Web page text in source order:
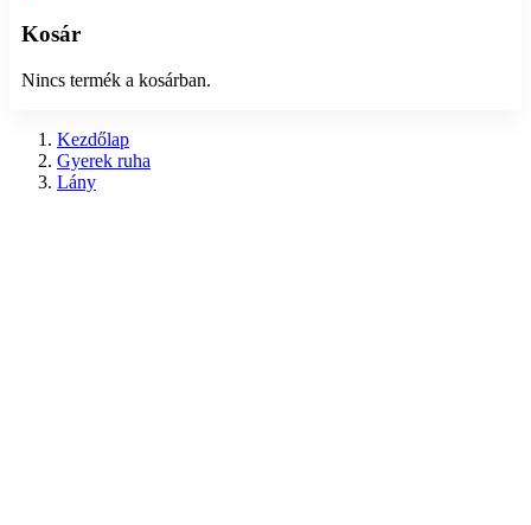
Kosár
Nincs termék a kosárban.
Kezdőlap
Gyerek ruha
Lány